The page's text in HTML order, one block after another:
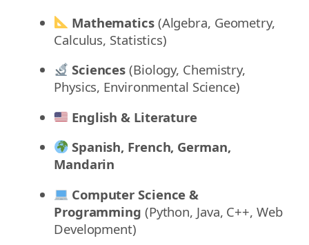
Mathematics(Algebra, Geometry,
Calculus, Statistics)
Sciences (Biology, Chemistry,
Physics, Environmental Science)
English & Literature
Spanish, French, German,
Mandarin
Computer Science &
Programming (Python, Java, C++, Web
Development)